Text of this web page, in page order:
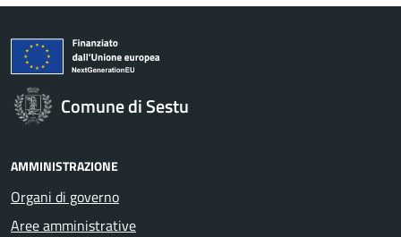
Comune di Sestu
AMMINISTRAZIONE
Organi di governo
Aree amministrative